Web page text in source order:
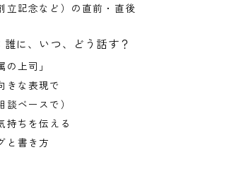
立記念など）の直前・直後
誰に、いつ、どう話す？
上司」
きな表現で
ベースで）
持ちを伝える
と書き方